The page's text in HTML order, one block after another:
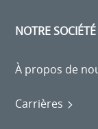
NOTRE SOCIÉTÉ
À propos de
Carrières